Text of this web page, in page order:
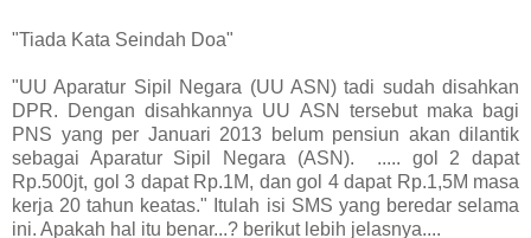
"Tiada Kata Seindah Doa"
"UU Aparatur Sipil Negara (UU ASN) tadi sudah disahkan
DPR. Dengan disahkannya UU ASN tersebut maka bagi
PNS yang per Januari 2013 belum pensiun akan dilantik
sebagai Aparatur Sipil Negara (ASN). ..... gol 2 dapat
Rp.500jt, gol 3 dapat Rp.1M, dan gol 4 dapat Rp.1,5M masa
kerja 20 tahun keatas." Itulah isi SMS yang beredar selama
ini. Apakah hal itu benar...? berikut lebih jelasnya....